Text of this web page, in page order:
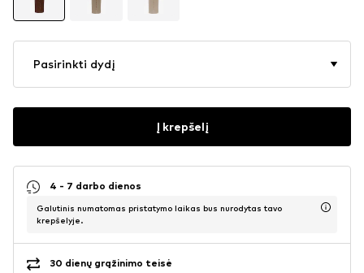
Pasirinkti dydį
Į krepšelį
4 - 7 darbo dienos
Galutinis numatomas pristatymo laikas bus nurodytas tavo
krepšelyje.
30 dienų grąžinimo teisė